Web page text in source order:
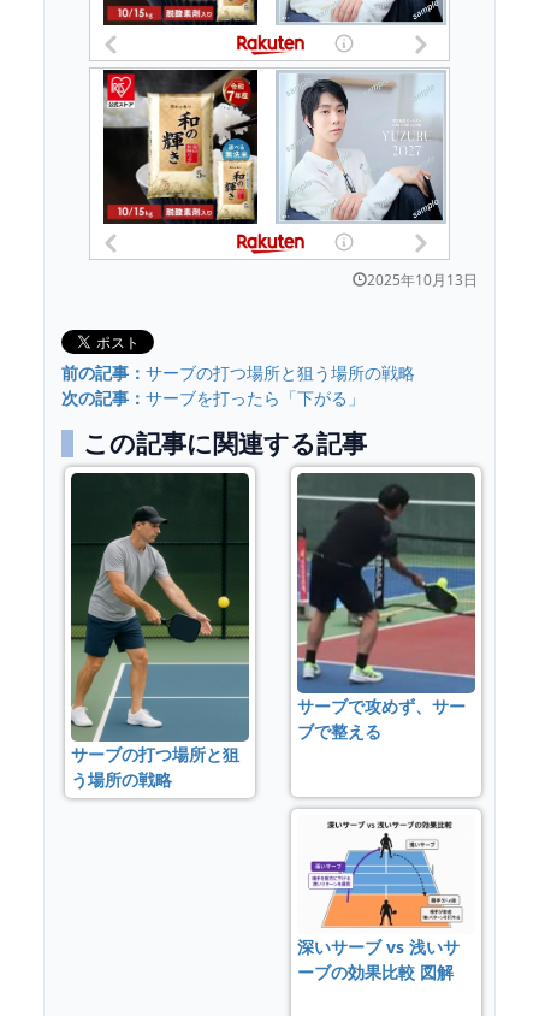
2025年10月13日
前の記事： サーブの打つ場所と狙う場所の戦略
次の記事： サーブを打ったら「下がる」
この記事に関連する記事
サーブの打つ場所と狙
う場所の戦略
サーブで攻めず、サー
ブで整える
深いサーブ vs 浅いサ
ーブの効果比較 図解